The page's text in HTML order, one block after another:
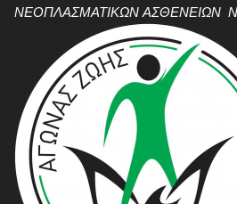
ΝΕΟΠΛΑΣΜΑΤΙΚΩΝ ΑΣΘΕΝΕΙΩΝ Ν.